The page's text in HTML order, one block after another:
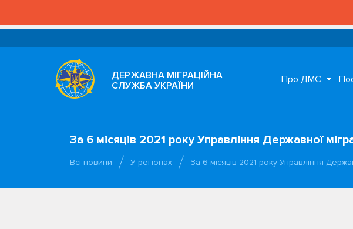
ДЕРЖАВНА МІГРАЦІЙНА
СЛУЖБА УКРАЇНИ
Про ДМС
За 6 місяців 2021 року Управління Державної
Всі новини У регіонах За 6 місяців 2021 року Управління